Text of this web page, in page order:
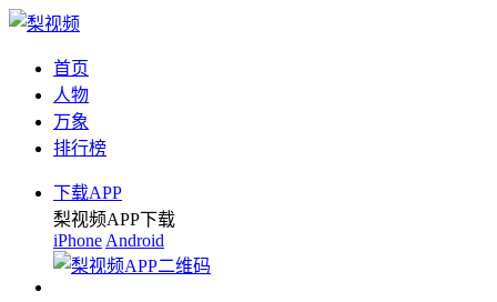
首页
人物
万象
排行榜
下载APP
梨视频APP下载
iPhone Android